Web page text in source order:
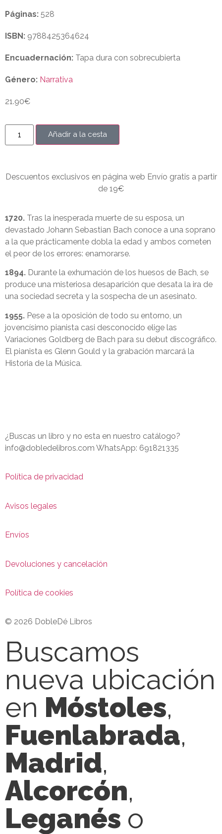
Páginas: 528
ISBN: 9788425364624
Encuadernación: Tapa dura con sobrecubierta
Género: Narrativa
21.90€
Añadir a la cesta
Descuentos exclusivos en página web Envío gratis a partir
de 19€
1720. Tras la inesperada muerte de su esposa, un
devastado Johann Sebastian Bach conoce a una soprano
a la que prácticamente dobla la edad y ambos cometen
el peor de los errores: enamorarse.
1894. Durante la exhumación de los huesos de Bach, se
produce una misteriosa desaparición que desata la ira de
una sociedad secreta y la sospecha de un asesinato.
1955. Pese a la oposición de todo su entorno, un
jovencísimo pianista casi desconocido elige las
Variaciones Goldberg de Bach para su debut discográfico.
El pianista es Glenn Gould y la grabación marcará la
Historia de la Música.
¿Buscas un libro y no esta en nuestro catálogo?
info@dobledelibros.com WhatsApp: 691821335
Política de privacidad
Avisos legales
Envíos
Devoluciones y cancelación
Política de cookies
© 2026 DobleDé Libros
Buscamos
nueva ubicación
en Móstoles,
Fuenlabrada,
Madrid,
Alcorcón,
Leganés o